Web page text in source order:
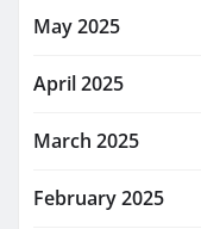
May 2025
April 2025
March 2025
February 2025